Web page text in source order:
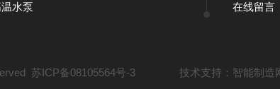
水泵 在线留言
苏ICP备08105564号-3 技术支持： 智能制造